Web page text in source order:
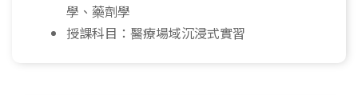
學、藥劑學
授課科目：醫療場域沉浸式實習